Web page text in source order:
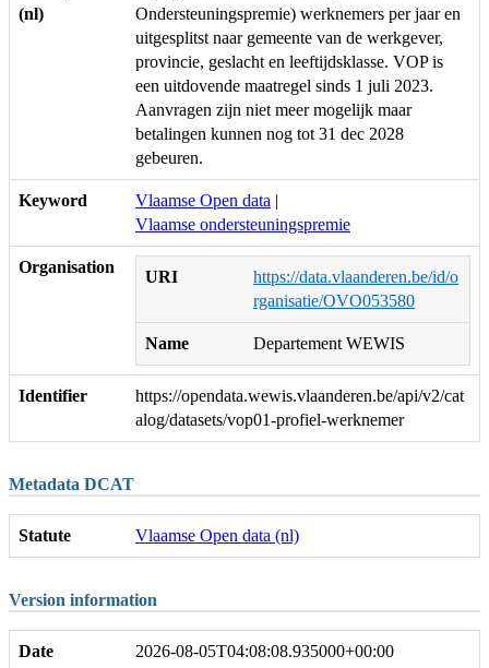
(nl)
Ondersteuningspremie) werknemers per jaar en
uitgesplitst naar gemeente van de werkgever,
provincie, geslacht en leeftijdsklasse. VOP is
een uitdovende maatregel sinds 1 juli 2023.
Aanvragen zijn niet meer mogelijk maar
betalingen kunnen nog tot 31 dec 2028
gebeuren.
Keyword Vlaamse Open data |
Vlaamse ondersteuningspremie
Organisation
URI
https://data.vlaanderen.be/id/o
rganisatie/OVO053580
Name Departement WEWIS
Identifier
https://opendata.wewis.vlaanderen.be/api/v2/cat
alog/datasets/vop01-profiel-werknemer
Metadata DCAT
Statute Vlaamse Open data (nl)
Version information
Date
2026-08-05T04:08:08.935000+00:00